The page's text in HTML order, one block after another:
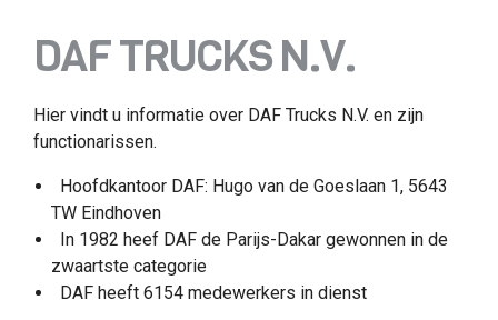
DAF TRUCKS N.V.
Hier vindt u informatie over DAF Trucks N.V. en zijn
functionarissen.
Hoofdkantoor DAF: Hugo van de Goeslaan 1, 5643
TW Eindhoven
In 1982 heef DAF de Parijs-Dakar gewonnen in de
zwaartste categorie
DAF heeft 6154 medewerkers in dienst